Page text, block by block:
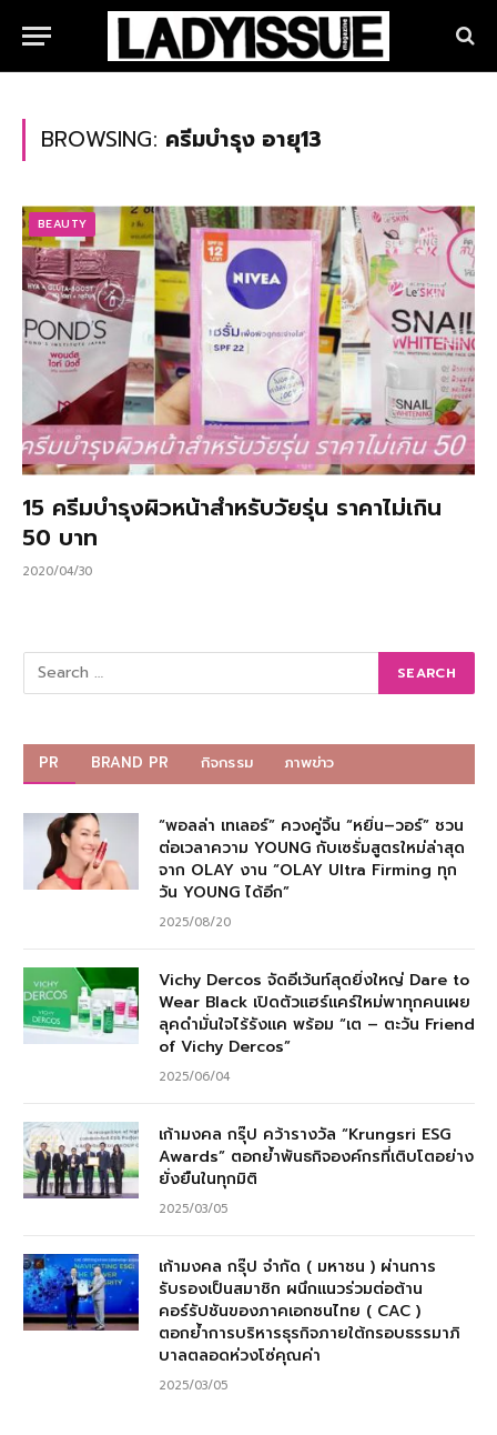
BROWSING: ครีมบำรุง อายุ13
BEAUTY
15 ครีมบำรุงผิวหน้าสำหรับวัยรุ่น ราคาไม่เกิน
50 บาท
2020/04/30
PR BRAND PR กิจกรรม ภาพข่าว
“พอลล่า เทเลอร์” ควงคู่จิ้น “หยิ่น–วอร์” ชวน
ต่อเวลาความ YOUNG กับเซรั่มสูตรใหม่ล่าสุด
จาก OLAY งาน “OLAY Ultra Firming ทุก
วัน YOUNG ได้อีก”
2025/08/20
Vichy Dercos จัดอีเว้นท์สุดยิ่งใหญ่ Dare to
Wear Black เปิดตัวแฮร์แคร์ใหม่พาทุกคนเผย
ลุคดำมั่นใจไร้รังแค พร้อม “เต – ตะวัน Friend
of Vichy Dercos”
2025/06/04
เก้ามงคล กรุ๊ป คว้ารางวัล “Krungsri ESG
Awards” ตอกย้ำพันธกิจองค์กรที่เติบโตอย่าง
ยั่งยืนในทุกมิติ
2025/03/05
เก้ามงคล กรุ๊ป จำกัด ( มหาชน ) ผ่านการ
รับรองเป็นสมาชิก ผนึกแนวร่วมต่อต้าน
คอร์รัปชันของภาคเอกชนไทย ( CAC )
ตอกย้ำการบริหารธุรกิจภายใต้กรอบธรรมาภิ
บาลตลอดห่วงโซ่คุณค่า
2025/03/05